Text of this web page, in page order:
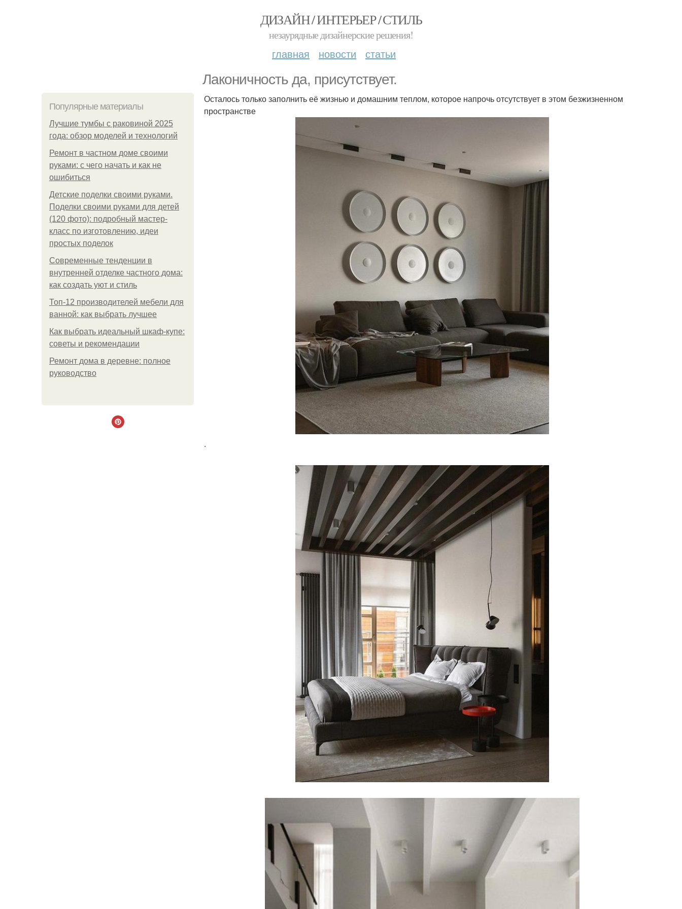
ДИЗАЙН / ИНТЕРЬЕР / СТИЛЬ
незаурядные дизайнерские решения!
главная новости статьи
Лаконичность да, присутствует.
Популярные материалы
Лучшие тумбы с раковиной 2025
года: обзор моделей и технологий
Ремонт в частном доме своими
руками: с чего начать и как не
ошибиться
Детские поделки своими руками.
Поделки своими руками для детей
(120 фото): подробный мастер-
класс по изготовлению, идеи
простых поделок
Современные тенденции в
внутренней отделке частного дома:
как создать уют и стиль
Топ-12 производителей мебели для
ванной: как выбрать лучшее
Как выбрать идеальный шкаф-купе:
советы и рекомендации
Ремонт дома в деревне: полное
руководство
Осталось только заполнить её жизнью и домашним теплом, которое напрочь отсутствует в этом безжизненном
пространстве
.